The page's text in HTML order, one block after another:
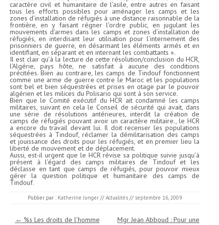
caractère civil et humanitaire de l’asile, entre autres en faisant
tous les efforts possibles pour aménager les camps et les
zones d’installation de réfugiés à une distance raisonnable de la
frontière, en y faisant régner l’ordre public, en jugulant les
mouvements d’armes dans les camps et zones d’installation de
réfugiés, en interdisant leur utilisation pour l’internement des
prisonniers de guerre, en désarmant les éléments armés et en
identifiant, en séparant et en internant les combattants ».
Il est clair qu’à la lecture de cette résolution/conclusion du HCR,
l’Algérie, pays hôte, ne satisfait à aucune des conditions
précitées. Bien au contraire, les camps de Tindouf fonctionnent
comme une arme de guerre contre le Maroc et les populations
sont bel et bien séquestrées et prises en otage par le pouvoir
algérien et les milices du Polisario qui sont à son service.
Bien que le Comité exécutif du HCR ait condamné les camps
militaires, suivant en cela le Conseil de sécurité qui avait, dans
une série de résolutions antérieures, interdit la création de
camps de réfugiés pouvant avoir un caractère militaire., le HCR
a encore du travail devant lui. Il doit recenser les populations
séquestrées à Tindouf, réclamer la démilitarisation des camps
et jouissance des droits pour les réfugiés, et en premier lieu la
liberté de mouvement et de déplacement.
Aussi, est-il urgent que le HCR révise sa politique suivie jusqu’à
présent à l’égard des camps militaires de Tindouf et les
déclasse en tant que camps de réfugiés, pour pouvoir mieux
gérer la question politique et humanitaire des camps de
Tindouf.
Publier par : Katherine Junger // Actualités // septembre 16, 2009
Navigation des articles
← %s Les droits de l’homme
Mgr Jean Abboud : Pour une